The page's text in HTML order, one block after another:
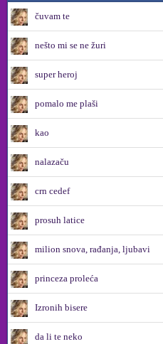
čuvam te
nešto mi se ne žuri
super heroj
pomalo me plaši
kao
nalazaču
crn cedef
prosuh latice
milion snova, rađanja, ljubavi
princeza proleća
Izronih bisere
da li te neko